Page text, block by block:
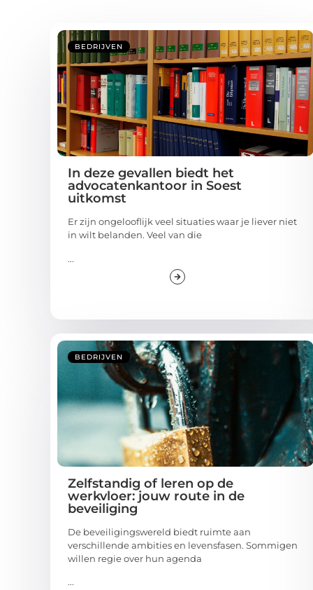
BEDRIJVEN
In deze gevallen biedt het
advocatenkantoor in Soest
uitkomst
Er zijn ongelooflijk veel situaties waar je liever niet
in wilt belanden. Veel van die
...
BEDRIJVEN
Zelfstandig of leren op de
werkvloer: jouw route in de
beveiliging
De beveiligingswereld biedt ruimte aan
verschillende ambities en levensfasen. Sommigen
willen regie over hun agenda
...